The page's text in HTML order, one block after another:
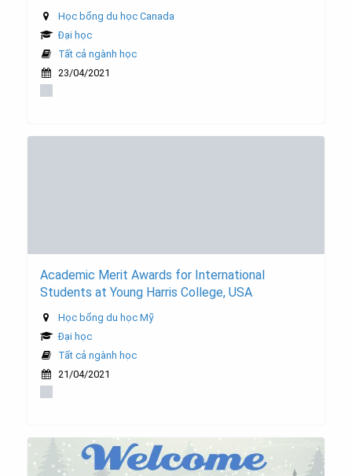
Học bổng du học Canada
Đại học
Tất cả ngành học
23/04/2021
Academic Merit Awards for International
Students at Young Harris College, USA
Học bổng du học Mỹ
Đại học
Tất cả ngành học
21/04/2021